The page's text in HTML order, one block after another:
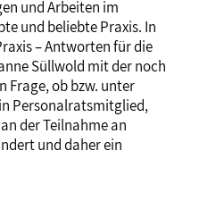
und Arbeiten im
und beliebte Praxis. In
– Antworten für die
Süllwold mit der noch
Frage, ob bzw. unter
Personalratsmitglied,
der Teilnahme an
und daher ein